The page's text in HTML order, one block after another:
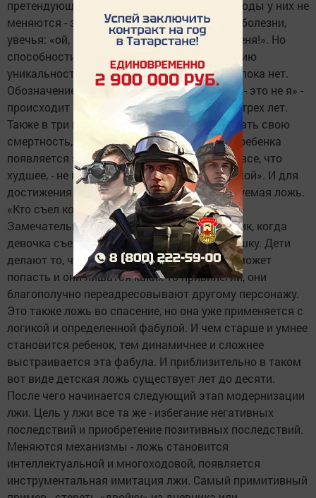
претендующих на внимание взрослого. Методы у них не
меняются - это крик, предъявление ложной болезни,
увечья: «ой, вот пальчик уколол, пожалей меня!». Но
способности к аутоидентификации - сознанию
уникальности своего «я» - у такого ребенка пока нет.
Обозначение рубежа - «я это я, а остальные - это не я» -
происходит во время знаменитого кризиса трех лет.
Также в три года ребенок начинает осознавать свою
смертность, понимает, что он не вечный. У ребенка
появляется эгоизм: «все, что лучшее, - мне, все, что
худшее, - не мне», «я - хороший, другой - плохой». И для
достижения этой цели включается генерируемая ложь.
«Кто съел конфеты?» - «Это не я, это Вася!».
Замечательным примером является мультик, когда
девочка съела варенье и свалила все на кошку. Дети
делают то, что им выгодно, а то, за что им может
попасть и они лишатся каких-то привилегий, они
благополучно переадресовывают другому персонажу.
Это также ложь во спасение, но она уже применяется с
логикой и определенной фабулой. И чем старше и умнее
становится ребенок, тем динамичнее и сложнее
выстраивается эта фабула. И приблизительно в таком
вот виде детская ложь существует лет до десяти.
После чего начинается следующий этап модернизации
лжи. Цель у лжи все та же - избегание негативных
последствий и приобретение позитивных последствий.
Меняются механизмы - ложь становится
интеллектуальной и многоходовой, появляется
инструментальная имитация лжи. Самый примитивный